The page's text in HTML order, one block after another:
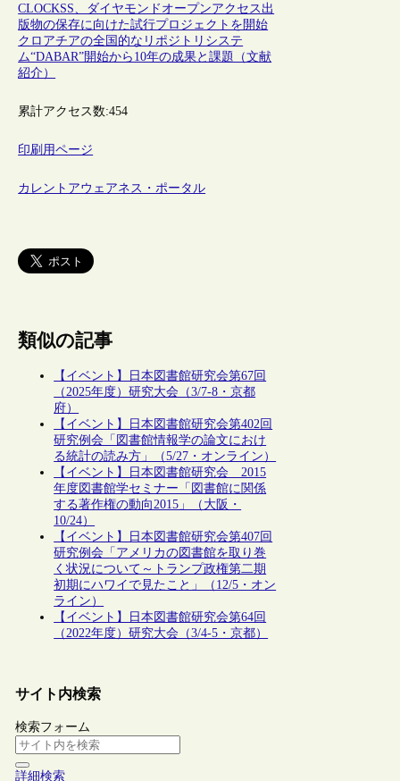
CLOCKSS、ダイヤモンドオープンアクセス出
版物の保存に向けた試行プロジェクトを開始
クロアチアの全国的なリポジトリシステ
ム“DABAR”開始から10年の成果と課題（文献
紹介）
累計アクセス数:454
印刷用ページ
カレントアウェアネス・ポータル
類似の記事
【イベント】日本図書館研究会第67回
（2025年度）研究大会（3/7-8・京都
府）
【イベント】日本図書館研究会第402回
研究例会「図書館情報学の論文におけ
る統計の読み方」（5/27・オンライン）
【イベント】日本図書館研究会 2015
年度図書館学セミナー「図書館に関係
する著作権の動向2015」（大阪・
10/24）
【イベント】日本図書館研究会第407回
研究例会「アメリカの図書館を取り巻
く状況について～トランプ政権第二期
初期にハワイで見たこと」（12/5・オン
ライン）
【イベント】日本図書館研究会第64回
（2022年度）研究大会（3/4-5・京都）
サイト内検索
検索フォーム
詳細検索